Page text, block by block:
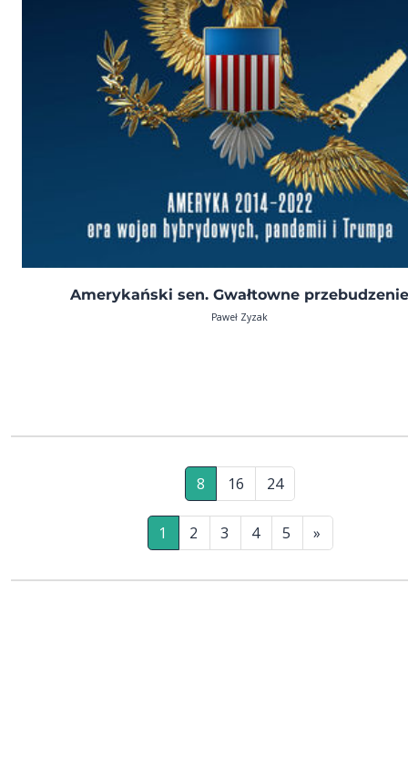
Amerykański sen. Gwałtowne
Paweł Zyzak
8 16 24
1 2 3 4 5 »